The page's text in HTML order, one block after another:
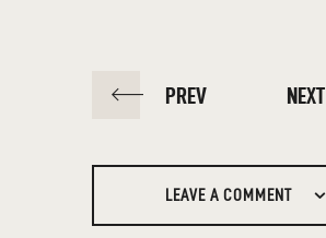
PREV NEXT
LEAVE A COMMENT